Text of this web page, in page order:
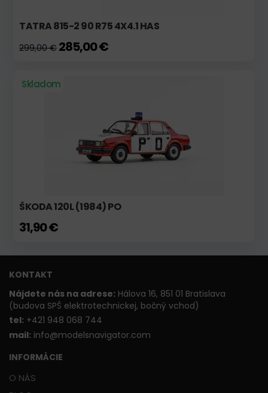
TATRA 815-2 90 R75 4X4.1 HAS
299,00 € 285,00 €
Skladom
ŠKODA 120L (1984) PO
31,90 €
KONTAKT
Nájdete nás na adrese: Hálova 16, 851 01 Bratislava
(budova SPŠ elektrotechnickej, bočný vchod)
tel: +421 948 068 744
mail: info@modelsnavigator.com
INFORMÁCIE
O NÁS